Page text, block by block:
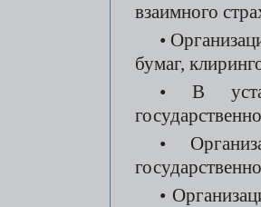
взаимного
•
бумаг,
• В
•
•